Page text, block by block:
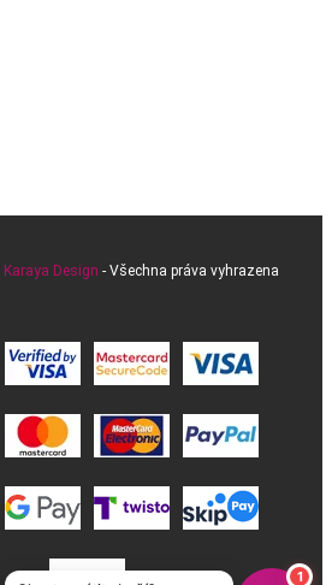
Karaya Design - Všechna práva vyhrazena